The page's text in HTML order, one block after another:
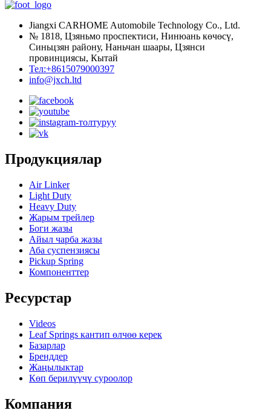
Jiangxi CARHOME Automobile Technology Co., Ltd.
№ 1818, Цзяньмо проспектиси, Нинюань көчөсү,
Синьцзян району, Наньчан шаары, Цзянси
провинциясы, Кытай
Тел:+8615079000397
info@jxch.ltd
Продукциялар
Air Linker
Light Duty
Heavy Duty
Жарым трейлер
Боги жазы
Айыл чарба жазы
Аба суспензиясы
Pickup Spring
Компоненттер
Ресурстар
Videos
Leaf Springs кантип өлчөө керек
Базарлар
Бренддер
Жаңылыктар
Көп берилүүчү суроолор
Компания